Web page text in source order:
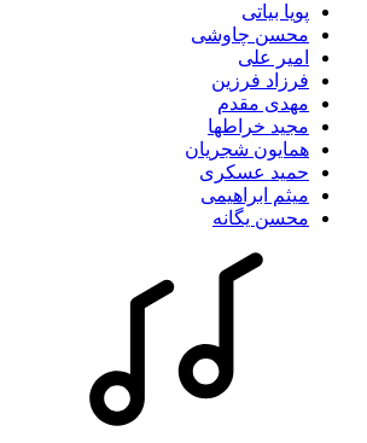
پویا بیاتی
محسن چاوشی
امیر علی
فرزاد فرزین
مهدی مقدم
مجید خراطها
همایون شجریان
حمید عسکری
میثم ابراهیمی
محسن یگانه